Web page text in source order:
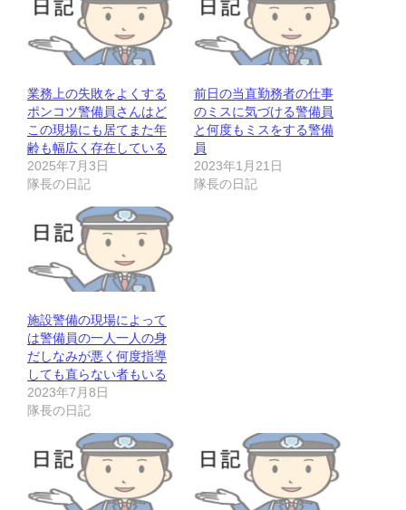
業務上の失敗をよくする
ポンコツ警備員さんはど
この現場にも居てまた年
齢も幅広く存在している
2025年7月3日
隊長の日記
前日の当直勤務者の仕事
のミスに気づける警備員
と何度もミスをする警備
員
2023年1月21日
隊長の日記
施設警備の現場によって
は警備員の一人一人の身
だしなみが悪く何度指導
しても直らない者もいる
2023年7月8日
隊長の日記